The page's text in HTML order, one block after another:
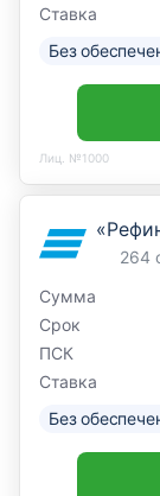
Ставка
Без
Лиц. №1000
264
Сумма
Срок
ПСК
Ставка
Без